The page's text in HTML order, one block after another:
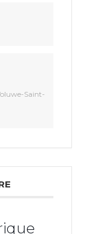
Saint-